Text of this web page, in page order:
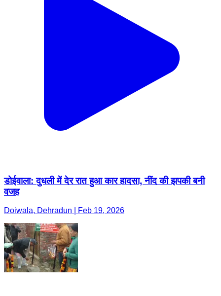
डोईवाला: दुधली में देर रात हुआ कार हादसा, नींद की झपकी बनी
वजह
Doiwala, Dehradun | Feb 19, 2026